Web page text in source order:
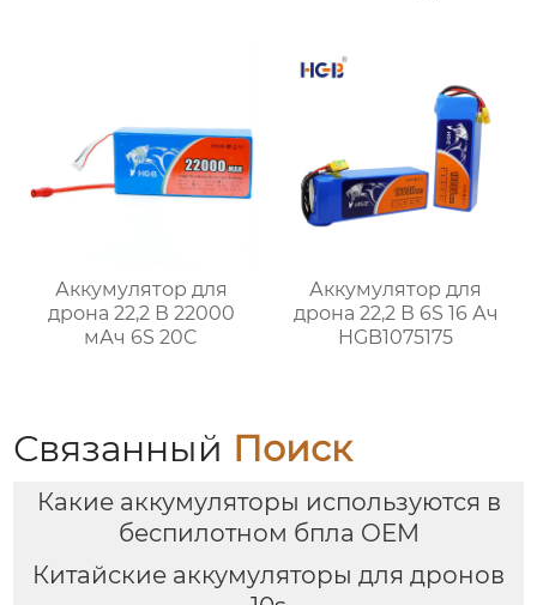
Аккумулятор для
дрона 22,2 В 22000
мАч 6S 20C
Аккумулятор для
дрона 22,2 В 6S 16 Ач
HGB1075175
Связанный Поиск
Какие аккумуляторы используются в
беспилотном бпла OEM
Китайские аккумуляторы для дронов